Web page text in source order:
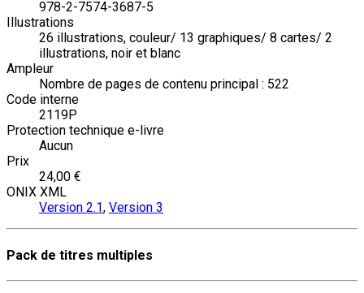
978-2-7574-3687-5
Illustrations
26 illustrations, couleur/ 13 graphiques/ 8 cartes/ 2
illustrations, noir et blanc
Ampleur
Nombre de pages de contenu principal : 522
Code interne
2119P
Protection technique e-livre
Aucun
Prix
24,00 €
ONIX XML
Version 2.1, Version 3
Pack de titres multiples